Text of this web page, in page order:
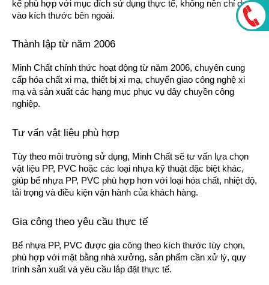
kế phù hợp với mục đích sử dụng thực tế, không nên chỉ dựa
vào kích thước bên ngoài.
Thành lập từ năm 2006
Minh Chất chính thức hoạt động từ năm 2006, chuyên cung
cấp hóa chất xi mạ, thiết bị xi mạ, chuyển giao công nghệ xi
mạ và sản xuất các hạng mục phục vụ dây chuyền công
nghiệp.
Tư vấn vật liệu phù hợp
Tùy theo môi trường sử dụng, Minh Chất sẽ tư vấn lựa chọn
vật liệu PP, PVC hoặc các loại nhựa kỹ thuật đặc biệt khác,
giúp bể nhựa PP, PVC phù hợp hơn với loại hóa chất, nhiệt độ,
tải trọng và điều kiện vận hành của khách hàng.
Gia công theo yêu cầu thực tế
Bể nhựa PP, PVC được gia công theo kích thước tùy chọn,
phù hợp với mặt bằng nhà xưởng, sản phẩm cần xử lý, quy
trình sản xuất và yêu cầu lắp đặt thực tế.